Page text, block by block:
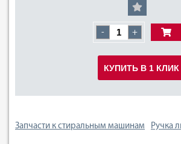
- +
КУПИТЬ В 1 КЛИК
Запчасти к стиральным машинам Ручка